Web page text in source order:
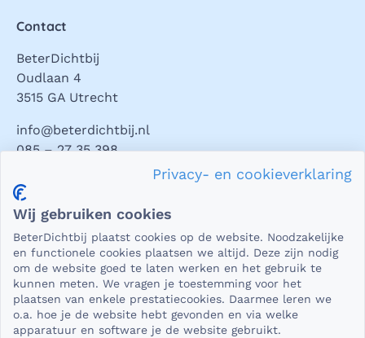
Contact
BeterDichtbij
Oudlaan 4
3515 GA Utrecht
info@beterdichtbij.nl
085 – 27 35 398
Privacy en veiligheid
essentieel dat die beveiligd worden uitgewisseld. En dat
die gegevens niet in verkeerde handen vallen. Daar kun je
op rekenen bij BeterDichtbij.
Lees verder
Privacy- en cookieverklaring
Wij gebruiken cookies
BeterDichtbij plaatst cookies op de website. Noodzakelijke
en functionele cookies plaatsen we altijd. Deze zijn nodig
om de website goed te laten werken en het gebruik te
kunnen meten. We vragen je toestemming voor het
plaatsen van enkele prestatiecookies. Daarmee leren we
o.a. hoe je de website hebt gevonden en via welke
apparatuur en software je de website gebruikt.